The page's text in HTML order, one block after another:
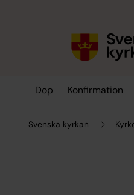
Dop Konfirmation
Svenska kyrkan